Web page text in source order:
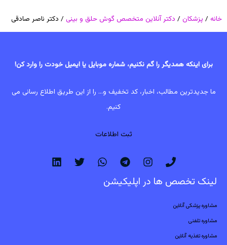
خانه / پزشکان / دکتر آنلاین متخصص گوش حلق و بینی / دکتر ناصر صادقی
برای اینکه همدیگر را گم نکنیم، شماره موبایل یا ایمیل خودت را وارد کن!
ما جدیدترین مطالب، اخبار، کد تخفیف و... را از این طریق اطلاع رسانی می
کنیم.
ثبت اطلاعات
لینک تخصص ها در اپلیکیشن
مشاوره پزشکی آنلاین
مشاوره تلفنی
مشاوره تغذیه آنلاین